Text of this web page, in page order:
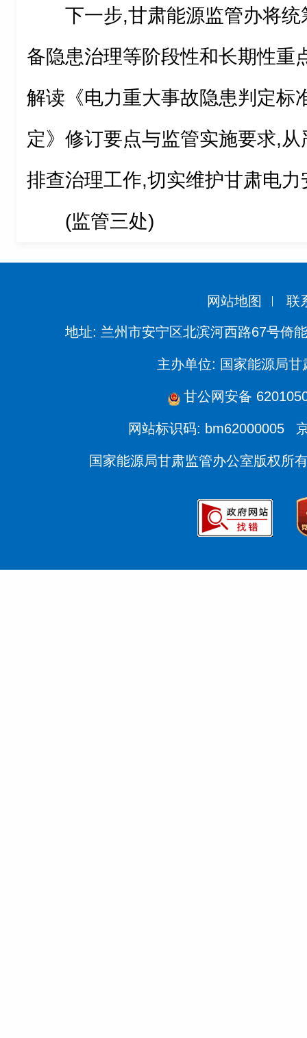
下一步,甘肃能源监管办将
备隐患治理等阶段性和长期性重
解读《电力重大事故隐患判定标
定》修订要点与监管实施要求,
排查治理工作,切实维护甘肃电
(监管三处)
网站地图 联
地址: 兰州市安宁区北滨河西路67号倚
主办单位: 国家能源局甘
甘公网安备
网站标识码: bm62000005
国家能源局甘肃监管办公室版权所